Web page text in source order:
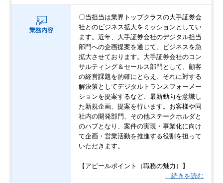
業務内容
〇当担当は業界トップクラスの大手証券会
社とのビジネス拡大をミッションとしてい
ます。近年、大手証券会社のデジタル担当
部門への企画提案を通じて、ビジネスを急
拡大させております。大手証券会社のコン
サルティング＆セールス部門として、顧客
の経営課題を的確にとらえ、それに対する
解決策としてデジタルトランスフォーメー
ションを提案するなど、最新動向を意識し
た新規企画、提案を行います。お客様や同
社内の開発部門、その他ステークホルダと
のハブとなり、案件の実現・事業化に向け
て企画・営業活動を推進する役割を担って
いただきます。
【アピールポイント（職務の魅力）】
…続きを読む